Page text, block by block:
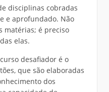
disciplinas cobradas
e aprofundado. Não
matérias; é preciso
elas.
desafiador é o
que são elaboradas
dos